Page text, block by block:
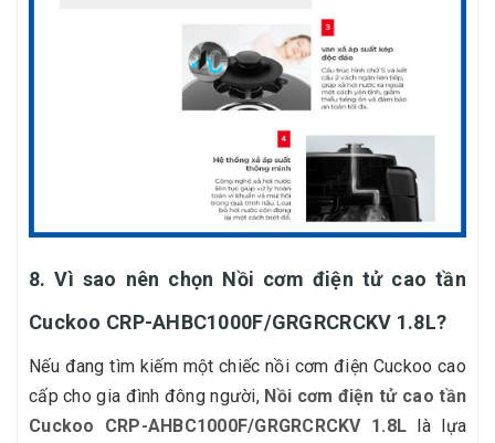
8. Vì sao nên chọn Nồi cơm điện tử cao tần
Cuckoo CRP-AHBC1000F/GRGRCRCKV 1.8L?
Nếu đang tìm kiếm một chiếc nồi cơm điện Cuckoo cao
cấp cho gia đình đông người, Nồi cơm điện tử cao tần
Cuckoo CRP-AHBC1000F/GRGRCRCKV 1.8L là lựa